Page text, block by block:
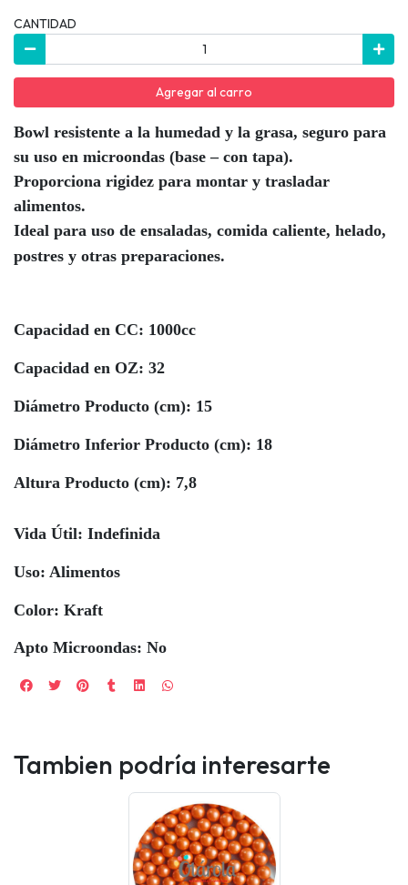
CANTIDAD
Agregar al carro
Bowl resistente a la humedad y la grasa, seguro para
su uso en microondas (base – con tapa).
Proporciona rigidez para montar y trasladar
alimentos.
Ideal para uso de ensaladas, comida caliente, helado,
postres y otras preparaciones.
Capacidad en CC: 1000cc
Capacidad en OZ: 32
Diámetro Producto (cm): 15
Diámetro Inferior Producto (cm): 18
Altura Producto (cm): 7,8
Vida Útil: Indefinida
Uso: Alimentos
Color: Kraft
Apto Microondas: No
Tambien podría interesarte